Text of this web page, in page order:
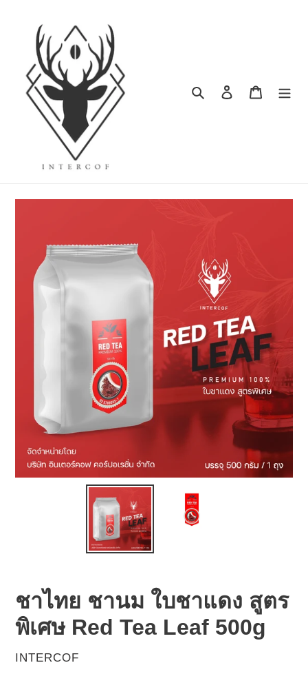
ค้นหา เข้าสู่ระบบตะกร้าสิ
ชาไทย ชานม ใบชาแดง สูตร
พิเศษ Red Tea Leaf 500g
ผู้
INTERCOF